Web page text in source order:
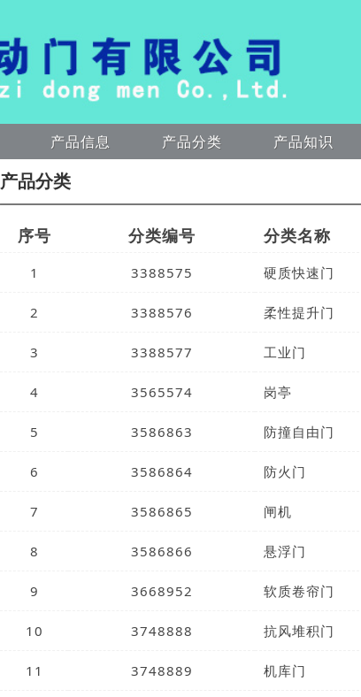
产品信息 产品分类 产品知识
产品分类
序号 分类编号 分类名称
1 3388575 硬质快速门
2 3388576 柔性提升门
3 3388577 工业门
4 3565574 岗亭
5 3586863 防撞自由门
6 3586864 防火门
7 3586865 闸机
8 3586866 悬浮门
9 3668952 软质卷帘门
10 3748888 抗风堆积门
11 3748889 机库门